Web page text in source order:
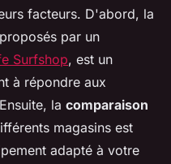
facteurs. D'abord, la
proposés par un
Surfshop, est un
à répondre aux
la comparaison
magasins est
adapté à votre